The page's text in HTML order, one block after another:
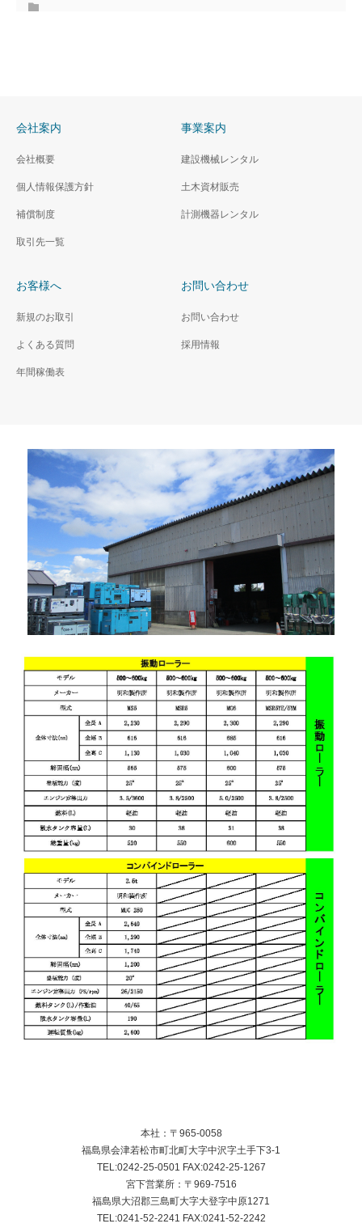
会社案内
会社概要
個人情報保護方針
補償制度
取引先一覧
事業案内
建設機械レンタル
土木資材販売
計測機器レンタル
お客様へ
新規のお取引
よくある質問
年間稼働表
お問い合わせ
お問い合わせ
採用情報
本社：〒965-0058
福島県会津若松市町北町大字中沢字土手下3-1
TEL:0242-25-0501 FAX:0242-25-1267
宮下営業所：〒969-7516
福島県大沼郡三島町大字大登字中原1271
TEL:0241-52-2241 FAX:0241-52-2242